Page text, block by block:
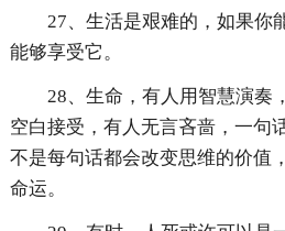
27、生活是艰难的，如果你
能够享受它。
28、生命，有人用智慧演奏
空白接受，有人无言吝啬，一句
不是每句话都会改变思维的价值
命运。